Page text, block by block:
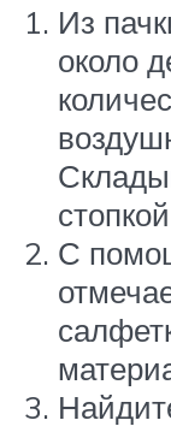
Из
около
С